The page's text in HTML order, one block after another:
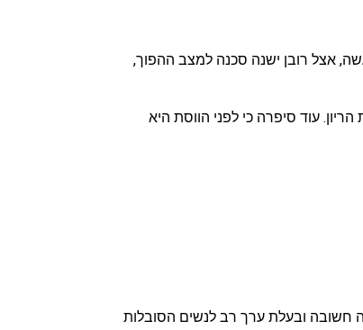
אצל רובן ישנה סכנה למצב ההפוך,
בגלולות למניעת הריון. עוד סיפרה כי לפני הווסת היא
חשובה ובעלת ערך רב לנשים הסובלות